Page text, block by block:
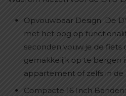
Opvouwbaar Design: De
met het oog op
seconden vouw je de fiets
gemakkelijk op te bergen
appartement of zelfs in de
Compacte 16 Inch